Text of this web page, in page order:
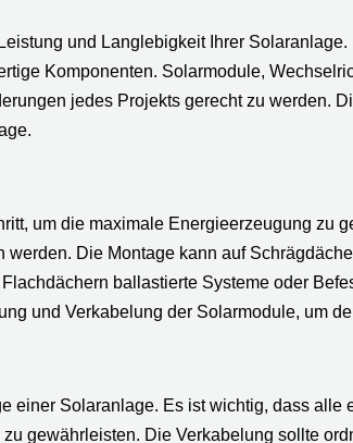
und Langlebigkeit Ihrer
Komponenten. Solarmodule,
jedes Projekts gerecht zu werden.
um die maximale Energieerzeugung zu
Die Montage kann auf
ballastierte Systeme oder
und Verkabelung der Solarmodule, um
einer Solaranlage. Es ist wichtig, dass
gewährleisten. Die Verkabelung sollte